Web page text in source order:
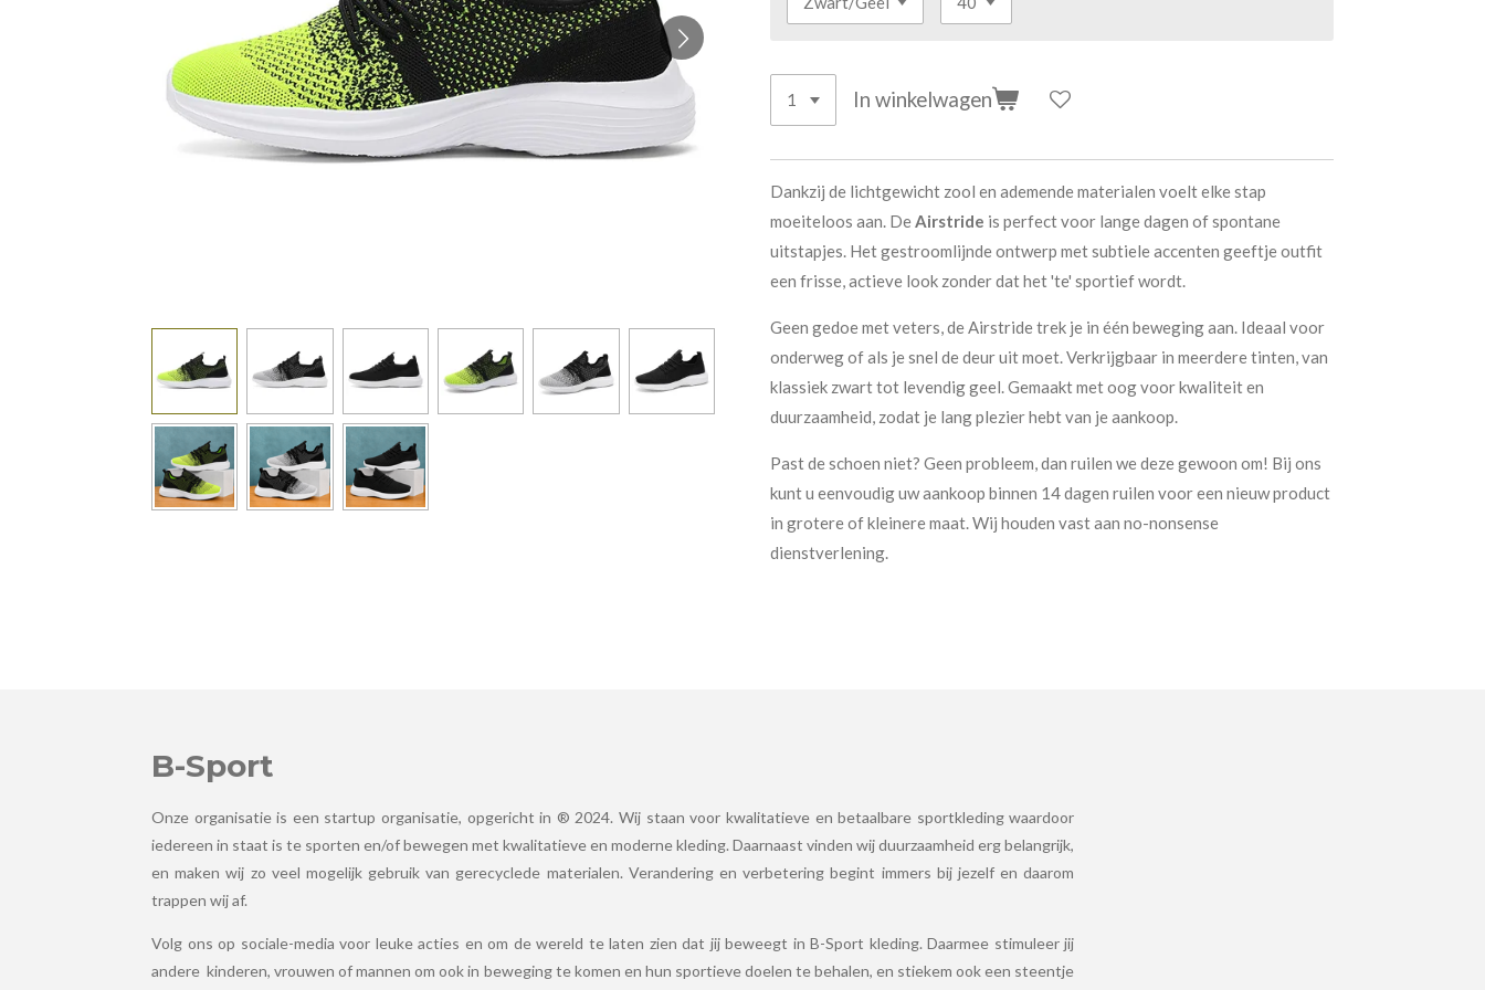
In winkelwagen
Dankzij de lichtgewicht zool en ademende materialen voelt elke stap
moeiteloos aan. DeAirstride is perfect voor lange dagen of spontane
uitstapjes. Het gestroomlijnde ontwerp met subtiele accenten geeftje outfit
een frisse, actieve look zonder dat het 'te' sportief wordt.
Geen gedoe met veters, de Airstride trek je in één beweging aan. Ideaal voor
onderweg of als je snel de deur uit moet. Verkrijgbaar in meerdere tinten, van
klassiek zwart tot levendig geel. Gemaakt met oog voor kwaliteit en
duurzaamheid, zodat je lang plezier hebt van je aankoop.
Past de schoen niet? Geen probleem, dan ruilen we deze gewoon om! Bij ons
kunt u eenvoudig uw aankoop binnen 14 dagen ruilen voor een nieuw product
in grotere of kleinere maat. Wij houden vast aan no-nonsense
dienstverlening.
B-Sport
Onze organisatie is een startup organisatie, opgericht in ® 2024. Wij staan voor kwalitatieve en betaalbare sportkleding waardoor
iedereen in staat is te sporten en/of bewegen met kwalitatieve en moderne kleding. Daarnaast vinden wij duurzaamheid erg belangrijk,
en maken wij zo veel mogelijk gebruik van gerecyclede materialen. Verandering en verbetering begint immers bij jezelf en daarom
trappen wij af.
Volg ons op sociale-media voor leuke acties en om de wereld te laten zien dat jij beweegt in B-Sport kleding. Daarmee stimuleer jij
andere kinderen, vrouwen of mannen om ook in beweging te komen en hun sportieve doelen te behalen, en stiekem ook een steentje